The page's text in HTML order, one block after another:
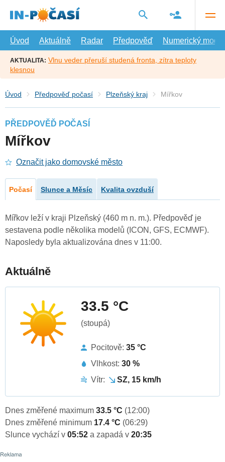
hlavní
Úvod
Aktuálně Radar Předpověď Numerický model
AKTUALITA: Vlnu veder přeruší studená fronta, zítra teploty
klesnou
Úvod Předpověď počasí Plzeňský kraj Mířkov
PŘEDPOVĚĎ POČASÍ
Mířkov
Označit jako domovské město
Počasí Slunce a Měsíc Kvalita ovzduší
Mířkov leží v kraji Plzeňský (460 m n. m.). Předpověď je
sestavena podle několika modelů (ICON, GFS, ECMWF).
Naposledy byla aktualizována dnes v 11:00.
Aktuálně
33.5 °C
(stoupá)
Pocitově: 35 °C
Vlhkost: 30 %
Vítr:
SZ, 15 km/h
Dnes změřené maximum 33.5 °C (12:00)
Dnes změřené minimum 17.4 °C (06:29)
Slunce vychází v 05:52 a zapadá v 20:35